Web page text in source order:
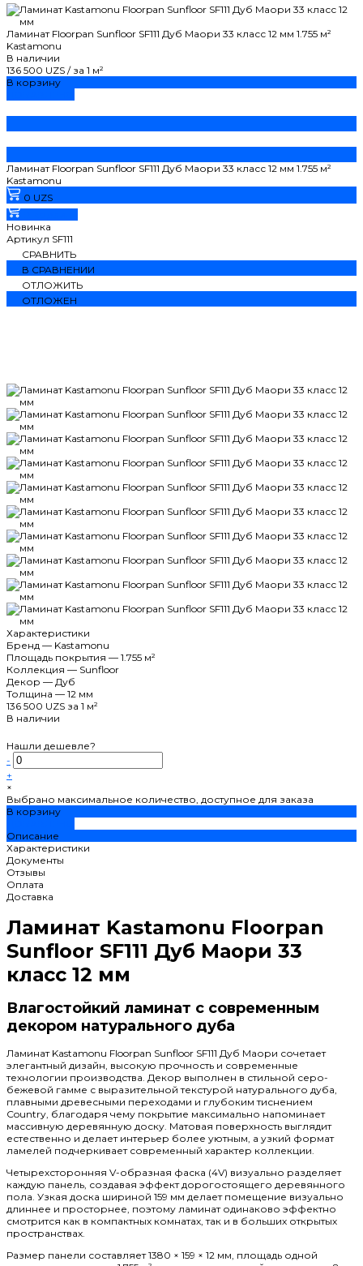
Ламинат Floorpan Sunfloor SF111 Дуб Маори 33 класс 12 мм 1.755 м²
Kastamonu
В наличии
136 500 UZS / за 1 м²
В корзину
Ламинат Floorpan Sunfloor SF111 Дуб Маори 33 класс 12 мм 1.755 м²
Kastamonu
0 UZS
Новинка
Артикул SF111
СРАВНИТЬ
В СРАВНЕНИИ
ОТЛОЖИТЬ
ОТЛОЖЕН
Характеристики
Бренд — Kastamonu
Площадь покрытия — 1.755 м²
Коллекция — Sunfloor
Декор — Дуб
Толщина — 12 мм
136 500 UZS за 1 м²
В наличии
Нашли дешевле?
-
+
×
Выбрано максимальное количество, доступное для заказа
В корзину
Описание
Характеристики
Документы
Отзывы
Оплата
Доставка
Ламинат Kastamonu Floorpan
Sunfloor SF111 Дуб Маори 33
класс 12 мм
Влагостойкий ламинат с современным
декором натурального дуба
Ламинат Kastamonu Floorpan Sunfloor SF111 Дуб Маори сочетает
элегантный дизайн, высокую прочность и современные
технологии производства. Декор выполнен в стильной серо-
бежевой гамме с выразительной текстурой натурального дуба,
плавными древесными переходами и глубоким тиснением
Country, благодаря чему покрытие максимально напоминает
массивную деревянную доску. Матовая поверхность выглядит
естественно и делает интерьер более уютным, а узкий формат
ламелей подчеркивает современный характер коллекции.
Четырехсторонняя V-образная фаска (4V) визуально разделяет
каждую панель, создавая эффект дорогостоящего деревянного
пола. Узкая доска шириной 159 мм делает помещение визуально
длиннее и просторнее, поэтому ламинат одинаково эффектно
смотрится как в компактных комнатах, так и в больших открытых
пространствах.
Размер панели составляет 1380 × 159 × 12 мм, площадь одной